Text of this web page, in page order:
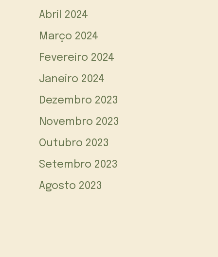
Abril 2024
Março 2024
Fevereiro 2024
Janeiro 2024
Dezembro 2023
Novembro 2023
Outubro 2023
Setembro 2023
Agosto 2023